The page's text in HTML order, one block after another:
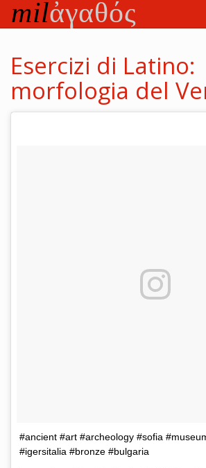
testo
Esercizi di Latino:
morfologia del
#ancient #art #archeology #sofia
#igersitalia #bronze #bulgaria